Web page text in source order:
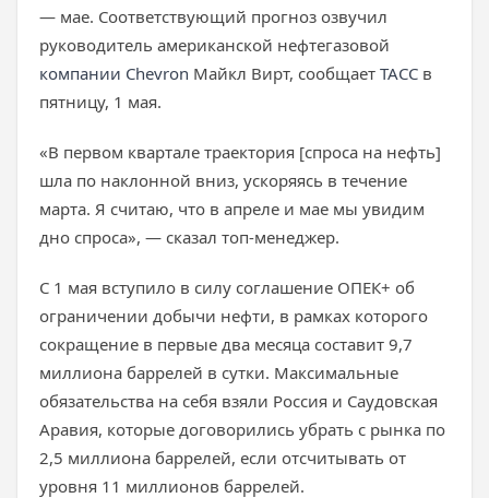
— мае. Соответствующий прогноз озвучил
руководитель американской нефтегазовой
компании Chevron Майкл Вирт, сообщает ТАСС в
пятницу, 1 мая.
«В первом квартале траектория [спроса на нефть]
шла по наклонной вниз, ускоряясь в течение
марта. Я считаю, что в апреле и мае мы увидим
дно спроса», — сказал топ-менеджер.
С 1 мая вступило в силу соглашение ОПЕК+ об
ограничении добычи нефти, в рамках которого
сокращение в первые два месяца составит 9,7
миллиона баррелей в сутки. Максимальные
обязательства на себя взяли Россия и Саудовская
Аравия, которые договорились убрать с рынка по
2,5 миллиона баррелей, если отсчитывать от
уровня 11 миллионов баррелей.